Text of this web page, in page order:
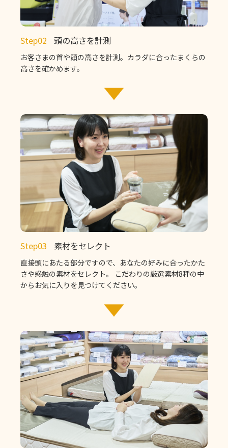
Step02 頭の高さを計測
お客さまの首や頭の高さを計測。カラダに合ったまくらの
高さを確かめます。
Step03 素材をセレクト
直接頭にあたる部分ですので、あなたの好みに合ったかた
さや感触の素材をセレクト。 こだわりの厳選素材8種の中
からお気に入りを見つけてください。